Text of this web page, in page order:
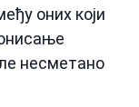
оних који
несметано